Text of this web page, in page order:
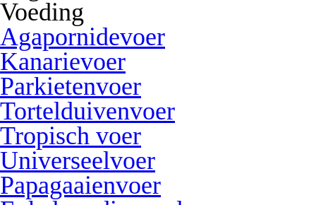
Voeding
Agapornidevoer
Kanarievoer
Parkietenvoer
Tortelduivenvoer
Tropisch voer
Universeelvoer
Papagaaienvoer